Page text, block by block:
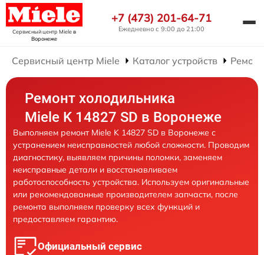
Сервисный центр Mieleв
Воронеже
+7 (473) 201-64-71
Ежедневно с 9:00 до 21:00
Сервисный центр Miele Каталог устройств
Ремонт холодильника
Miele K 14827 SD в Воронеже
Выполняем ремонт Miele K 14827 SD в Воронеже с
устранением неисправностей любой сложности. Проводим
диагностику, выявляем причины поломки, заменяем
неисправные детали и восстанавливаем
работоспособность устройства. Используем оригинальные
или рекомендованные производителем запчасти, после
ремонта выполняем проверку всех функций и
предоставляем гарантию.
Официальный сервис